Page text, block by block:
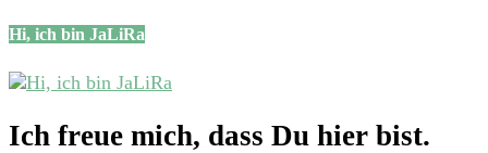
Hi, ich bin JaLiRa
Ich freue mich, dass Du hier bist.